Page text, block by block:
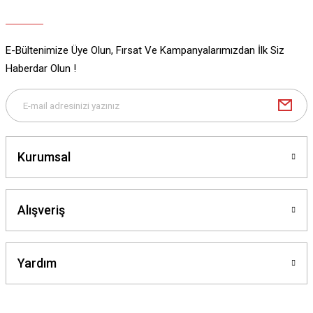
E-Bültenimize Üye Olun, Fırsat Ve Kampanyalarımızdan İlk Siz
Haberdar Olun !
Kurumsal
Alışveriş
Yardım